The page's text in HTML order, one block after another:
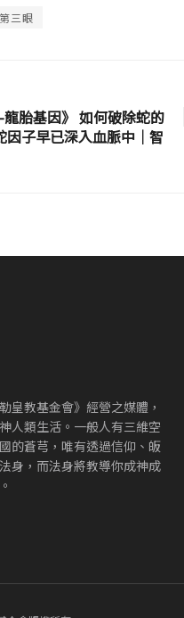
第三眼
龍胎基因》 如何破除蛇的
因子早已深入血脈中│智
皇教基金會》經營之媒體，
人類生活。一般人有三維空
的蒼芎，唯有透過信仰、皈
身，而法身將教導你成神成